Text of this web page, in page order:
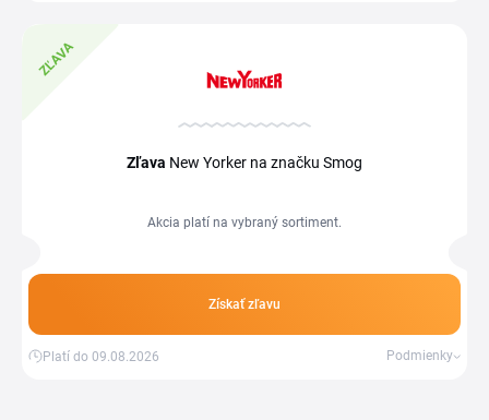
ZĽAVA
Zľava New Yorker na značku Smog
Akcia platí na vybraný sortiment.
Získať zľavu
Platí do 09.08.2026 Podmienky